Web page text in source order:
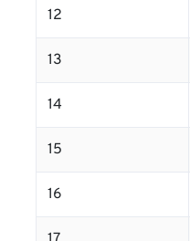
12
13
14
15
16